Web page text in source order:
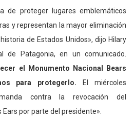
de proteger lugares emblemáticos
y representan la mayor eliminación
de Estados Unidos», dijo Hilary
de Patagonia, en un comunicado.
el Monumento Nacional Bears
para protegerlo. El miércoles
contra la revocación del
por parte del presidente».